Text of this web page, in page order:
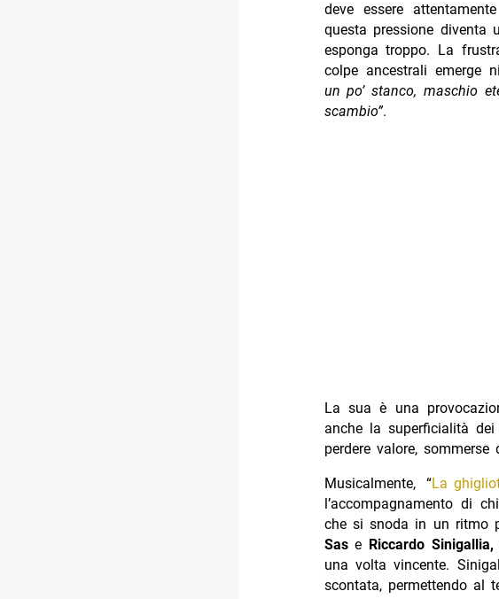
deve essere
questa pressione diventa
esponga troppo. La
colpe ancestrali emerge
un po’ stanco, maschio
scambio”.
La sua è una
anche la superficialità
perdere valore, sommerse
Musicalmente, “La
l’accompagnamento di
che si snoda in un ritmo
Sase Riccardo Sinigallia,
una volta vincente.
scontata, permettendo al